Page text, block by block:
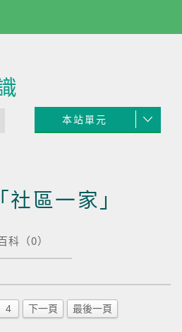
本站單元
區一家」
科（0）
4 下一頁 最後一頁